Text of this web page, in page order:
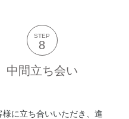
STEP
8
中間立ち会い
に立ち合いいただき、進